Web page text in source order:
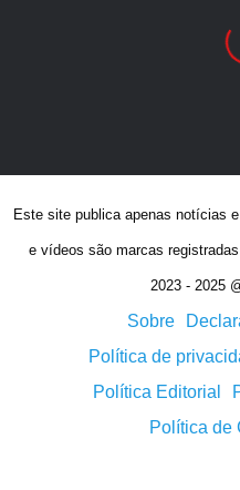
Este site publica apenas notícias
e vídeos são marcas
2023 - 2025
Sobre
Política de
Política Editorial
Política de